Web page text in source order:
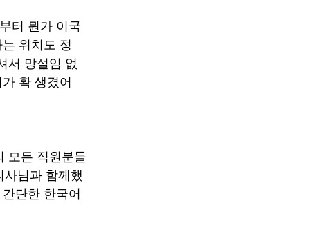
터 뭔가 이국
위치도 정
서 망설임 없
확 생겼어
모든 직원분들
사님과 함께했
단한 한국어